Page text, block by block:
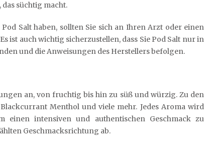
süchtig macht.
Salt haben, sollten Sie sich an Ihren Arzt oder einen
ist auch wichtig sicherzustellen, dass Sie Pod Salt nur in
und die Anweisungen des Herstellers befolgen.
an, von fruchtig bis hin zu süß und würzig. Zu den
Menthol und viele mehr. Jedes Aroma wird
einen intensiven und authentischen Geschmack zu
Geschmacksrichtung ab.